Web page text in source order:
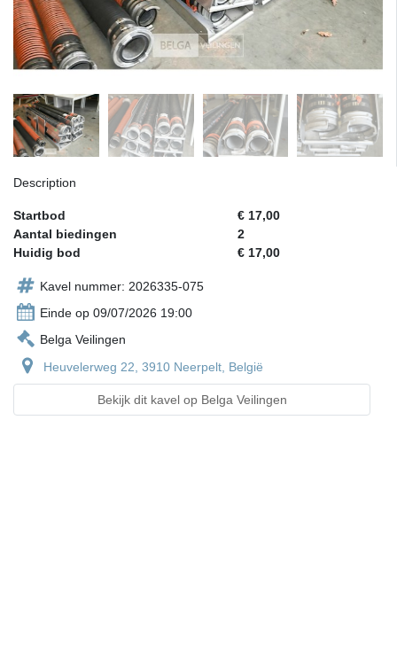
Description
Startbod
€ 17,00
Aantal biedingen
2
Huidig bod
€ 17,00
Kavel nummer: 2026335-075
Einde op 09/07/2026 19:00
Belga Veilingen
Heuvelerweg 22, 3910 Neerpelt, België
Bekijk dit kavel op Belga Veilingen